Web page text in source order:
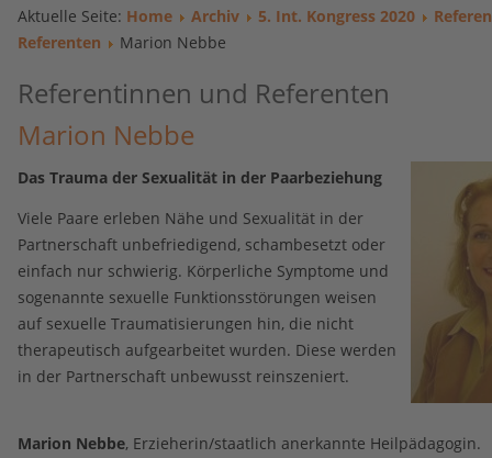
Aktuelle Seite: Home Archiv 5. Int. Kongress 2020
Referenten
Marion Nebbe
Referentinnen und Referenten
Marion Nebbe
Das Trauma der Sexualität in der Paarbeziehung
Viele Paare erleben Nähe und Sexualität in der
Partnerschaft unbefriedigend, schambesetzt oder
einfach nur schwierig. Körperliche Symptome und
sogenannte sexuelle Funktionsstörungen weisen
auf sexuelle Traumatisierungen hin, die nicht
therapeutisch aufgearbeitet wurden. Diese werden
in der Partnerschaft unbewusst reinszeniert.
Marion Nebbe, Erzieherin/staatlich anerkannte Heilpädagogin.